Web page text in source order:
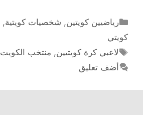
المطوعالتصنيفات
رياضيين كويتين, شخصيات كويتية,
كويتي
الوسوم
لاعبي كرة كويتيين, منتخب الكويت
أضف تعليق